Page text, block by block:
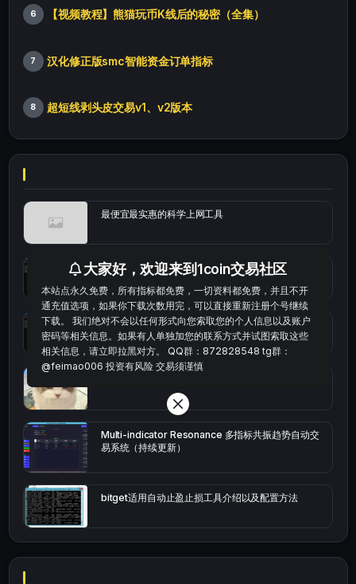
6 【视频教程】熊猫玩币K线后的秘密（全集）
7 汉化修正版smc智能资金订单指标
8 超短线剥头皮交易v1、v2版本
最便宜最实惠的科学上网工具
统计涨跌幅的python代码
okx的短线量化的免费版本
Multi-indicator Resonance 多指标共振趋势自动交
易系统（持续更新）
bitget适用自动止盈止损工具介绍以及配置方法
大家好，欢迎来到1coin交易社区
本站点永久免费，所有指标都免费，一切资料都免费，并且不开
通充值选项，如果你下载次数用完，可以直接重新注册个号继续
下载。 我们绝对不会以任何形式向您索取您的个人信息以及账户
密码等相关信息。如果有人单独加您的联系方式并试图索取这些
相关信息，请立即拉黑对方。 QQ群：872828548 tg群：
@feimao006 投资有风险 交易须谨慎